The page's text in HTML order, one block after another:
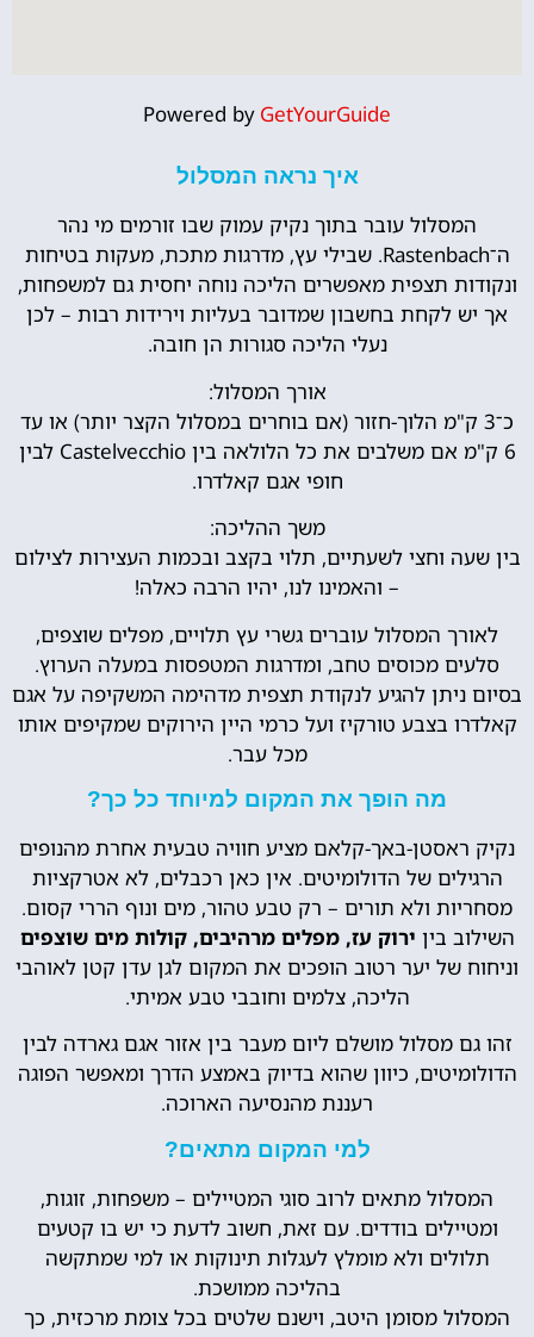
Powered by GetYourGuide
איך נראה המסלול
המסלול עובר בתוך נקיק עמוק שבו זורמים מי נהר
ה־Rastenbach. שבילי עץ, מדרגות מתכת, מעקות בטיחות
ונקודות תצפית מאפשרים הליכה נוחה יחסית גם למשפחות,
אך יש לקחת בחשבון שמדובר בעליות וירידות רבות – לכן
נעלי הליכה סגורות הן חובה.
אורך המסלול:
כ־3 ק"מ הלוך-חזור (אם בוחרים במסלול הקצר יותר) או עד
6 ק"מ אם משלבים את כל הלולאה בין Castelvecchio לבין
חופי אגם קאלדרו.
משך ההליכה:
בין שעה וחצי לשעתיים, תלוי בקצב ובכמות העצירות לצילום
– והאמינו לנו, יהיו הרבה כאלה!
לאורך המסלול עוברים גשרי עץ תלויים, מפלים שוצפים,
סלעים מכוסים טחב, ומדרגות המטפסות במעלה הערוץ.
בסיום ניתן להגיע לנקודת תצפית מדהימה המשקיפה על אגם
קאלדרו בצבע טורקיז ועל כרמי היין הירוקים שמקיפים אותו
מכל עבר.
מה הופך את המקום למיוחד כל כך?
נקיק ראסטן-באך-קלאם מציע חוויה טבעית אחרת מהנופים
הרגילים של הדולומיטים. אין כאן רכבלים, לא אטרקציות
מסחריות ולא תורים – רק טבע טהור, מים ונוף הררי קסום.
השילוב בין ירוק עז, מפלים מרהיבים, קולות מים שוצפים
וניחוח של יער רטוב הופכים את המקום לגן עדן קטן לאוהבי
הליכה, צלמים וחובבי טבע אמיתי.
זהו גם מסלול מושלם ליום מעבר בין אזור אגם גארדה לבין
הדולומיטים, כיוון שהוא בדיוק באמצע הדרך ומאפשר הפוגה
רעננת מהנסיעה הארוכה.
למי המקום מתאים?
המסלול מתאים לרוב סוגי המטיילים – משפחות, זוגות,
ומטיילים בודדים. עם זאת, חשוב לדעת כי יש בו קטעים
תלולים ולא מומלץ לעגלות תינוקות או למי שמתקשה
בהליכה ממושכת.
המסלול מסומן היטב, וישנם שלטים בכל צומת מרכזית, כך